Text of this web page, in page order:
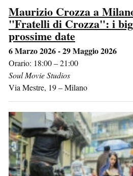
Maurizio Crozza a
"Fratelli di Crozza": i
prossime date
6 Marzo 2026 - 29 Maggio 2026
Orario: 18:00 – 21:00
Soul Movie Studios
Via Mestre, 19–Milano